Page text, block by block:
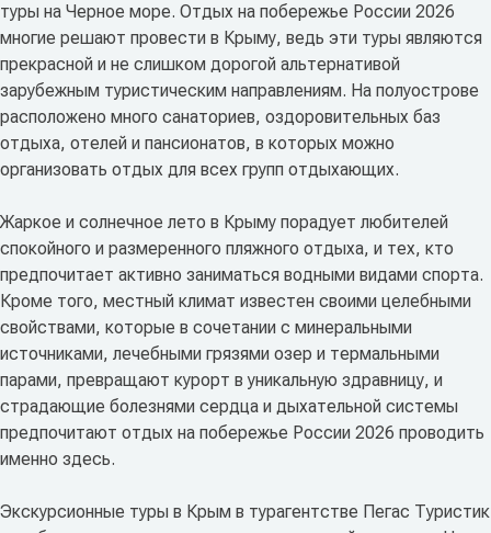
туры на Черное море. Отдых на побережье России 2026
многие решают провести в Крыму, ведь эти туры являются
прекрасной и не слишком дорогой альтернативой
зарубежным туристическим направлениям. На полуострове
расположено много санаториев, оздоровительных баз
отдыха, отелей и пансионатов, в которых можно
организовать отдых для всех групп отдыхающих.
Жаркое и солнечное лето в Крыму порадует любителей
спокойного и размеренного пляжного отдыха, и тех, кто
предпочитает активно заниматься водными видами спорта.
Кроме того, местный климат известен своими целебными
свойствами, которые в сочетании с минеральными
источниками, лечебными грязями озер и термальными
парами, превращают курорт в уникальную здравницу, и
страдающие болезнями сердца и дыхательной системы
предпочитают отдых на побережье России 2026 проводить
именно здесь.
Экскурсионные туры в Крым в турагентстве Пегас Туристик